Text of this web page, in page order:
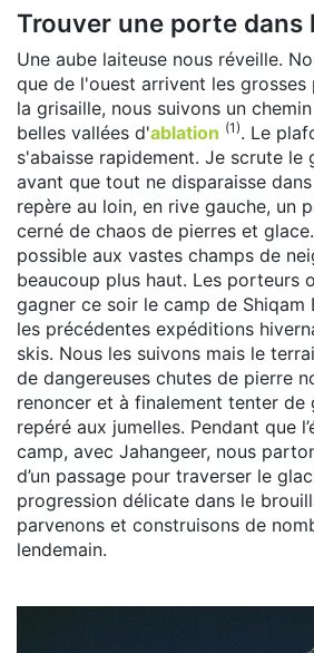
Trouver une porte dans
Une aube laiteuse nous réveille.
que de l'ouest arrivent les
la grisaille, nous suivons un
belles vallées d'ablation (1). Le
s'abaisse rapidement. Je scrute le
avant que tout ne disparaisse
repère au loin, en rive gauche, un
cerné de chaos de pierres et
possible aux vastes champs de
beaucoup plus haut. Les porteurs
gagner ce soir le camp de Shiqam
les précédentes expéditions
skis. Nous les suivons mais le
de dangereuses chutes de pierre
renoncer et à finalement tenter de
repéré aux jumelles. Pendant que
camp, avec Jahangeer, nous
d’un passage pour traverser le
progression délicate dans le
parvenons et construisons de
lendemain.